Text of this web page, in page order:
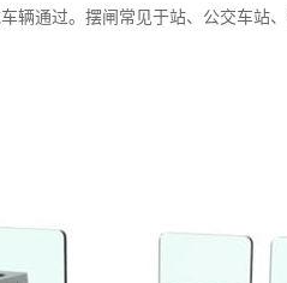
辆通过。摆闸常见于站、公交车站